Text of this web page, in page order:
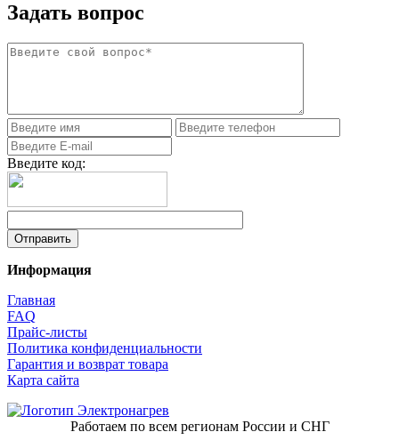
Задать вопрос
Введите код:
Информация
Главная
FAQ
Прайс-листы
Политика конфиденциальности
Гарантия и возврат товара
Карта сайта
Работаем по всем регионам России и СНГ